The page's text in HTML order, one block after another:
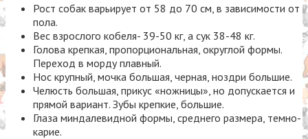
Рост собак варьирует от 58 до 70 см, в зависимости от
пола.
Вес взрослого кобеля- 39-50 кг, а сук 38-48 кг.
Голова крепкая, пропорциональная, округлой формы.
Переход в морду плавный.
Нос крупный, мочка большая, черная, ноздри большие.
Челюсть большая, прикус «ножницы», но допускается и
прямой вариант. Зубы крепкие, большие.
Глаза миндалевидной формы, среднего размера, темно-
карие.